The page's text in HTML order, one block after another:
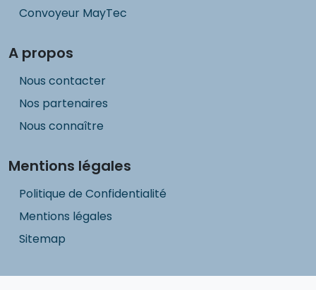
Convoyeur MayTec
A propos
Nous contacter
Nos partenaires
Nous connaître
Mentions légales
Politique de Confidentialité
Mentions légales
Sitemap